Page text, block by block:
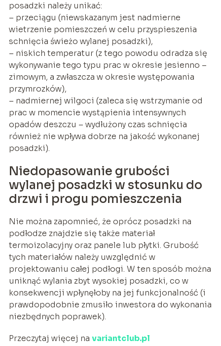
posadzki należy unikać:
– przeciągu (niewskazanym jest nadmierne
wietrzenie pomieszczeń w celu przyspieszenia
schnięcia świeżo wylanej posadzki),
– niskich temperatur (z tego powodu odradza się
wykonywanie tego typu prac w okresie jesienno –
zimowym, a zwłaszcza w okresie występowania
przymrozków),
– nadmiernej wilgoci (zaleca się wstrzymanie od
prac w momencie wystąpienia intensywnych
opadów deszczu – wydłużony czas schnięcia
również nie wpływa dobrze na jakość wykonanej
posadzki).
Niedopasowanie grubości
wylanej posadzki w stosunku do
drzwi i progu pomieszczenia
Nie można zapomnieć, że oprócz posadzki na
podłodze znajdzie się także materiał
termoizolacyjny oraz panele lub płytki. Grubość
tych materiałów należy uwzględnić w
projektowaniu całej podłogi. W ten sposób można
uniknąć wylania zbyt wysokiej posadzki, co w
konsekwencji wpłynęłoby na jej funkcjonalność (i
prawdopodobnie zmusiło inwestora do wykonania
niezbędnych poprawek).
Przeczytaj więcej na variantclub.pl